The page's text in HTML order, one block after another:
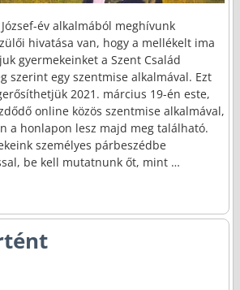
év alkalmából meghívunk
hivatása van, hogy a mellékelt ima
gyermekeinket a Szent Család
szerint egy szentmise alkalmával. Ezt
2021. március 19-én este,
online közös szentmise alkalmával,
a honlapon lesz majd meg található.
személyes párbeszédbe
be kell mutatnunk őt, mint …